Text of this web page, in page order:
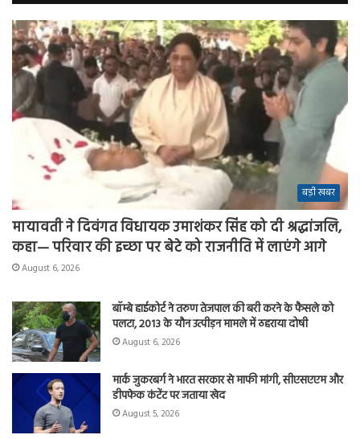
बड़ी खबर
मायावती ने दिवंगत विधायक उमाशंकर सिंह को दी श्रद्धांजलि,
कहा— परिवार की इच्छा पर बेटे को राजनीति में लाएंगे आगे
August 6, 2026
बॉम्बे हाईकोर्ट ने तरुण तेजपाल की बरी करने के फैसले को
पलटा, 2013 के यौन उत्पीड़न मामले में ठहराया दोषी
August 6, 2026
मार्क जुकरबर्ग ने भारत सरकार से माफी मांगी, सीएसएएम और
डीपफेक कंटेंट पर जताया खेद
August 5, 2026